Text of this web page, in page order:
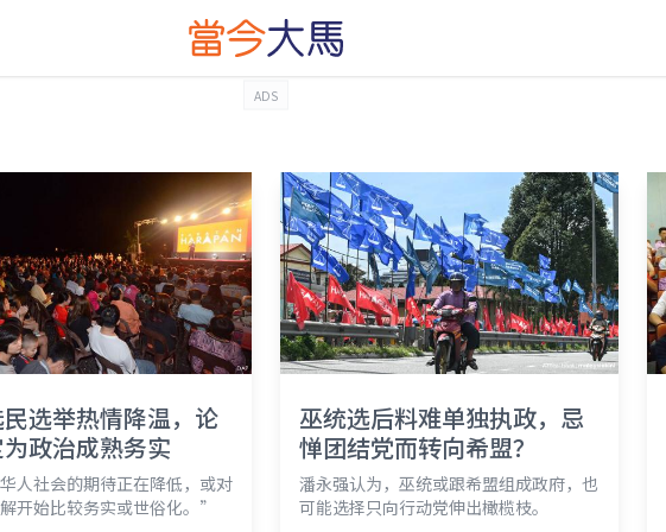
ADS
选举热情降温，论
政治成熟务实
人社会的期待正在降低，或对
开始比较务实或世俗化。”
巫统选后料难单独执政，忌
惮团结党而转向希盟？
潘永强认为，巫统或跟希盟组成政府，也
可能选择只向行动党伸出橄榄枝。